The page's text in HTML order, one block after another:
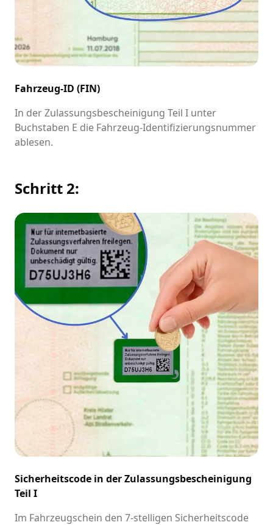
Fahrzeug-ID (FIN)
In der Zulassungsbescheinigung Teil I unter
Buchstaben E die Fahrzeug-Identifizierungsnummer
ablesen.
Schritt 2:
Sicherheitscode in der Zulassungsbescheinigung
Teil I
Im Fahrzeugschein den 7-stelligen Sicherheitscode